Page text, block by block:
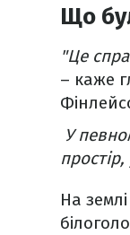
Що
"Це
– каже
У
На